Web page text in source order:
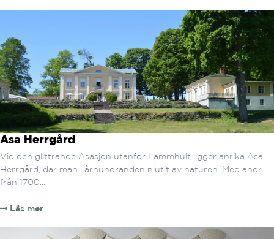
Asa Herrgård
Vid den glittrande Asasjön utanför Lammhult ligger anrika Asa
Herrgård, där man i århundranden njutit av naturen. Med anor
från 1700...
Läs mer